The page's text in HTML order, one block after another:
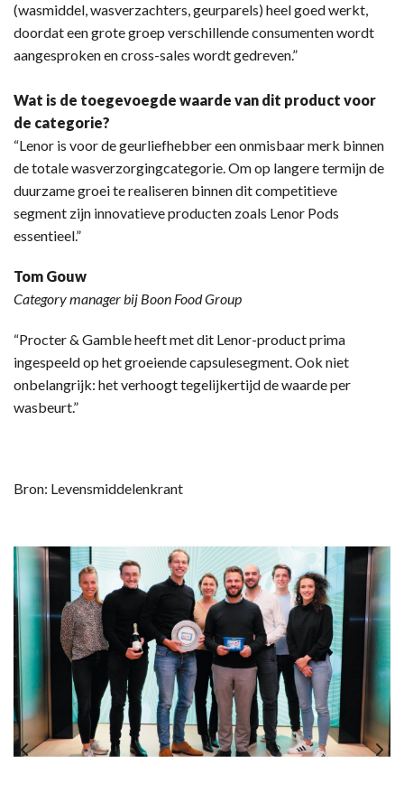
(wasmiddel, wasverzachters, geurparels) heel goed werkt,
doordat een grote groep verschillende consumenten wordt
aangesproken en cross-sales wordt gedreven.”
Wat is de toegevoegde waarde van dit product voor
de categorie?
“Lenor is voor de geurliefhebber een onmisbaar merk binnen
de totale wasverzorgingcategorie. Om op langere termijn de
duurzame groei te realiseren binnen dit competitieve
segment zijn innovatieve producten zoals Lenor Pods
essentieel.”
Tom Gouw
Category manager bij Boon Food Group
“Procter & Gamble heeft met dit Lenor-product prima
ingespeeld op het groeiende capsulesegment. Ook niet
onbelangrijk: het verhoogt tegelijkertijd de waarde per
wasbeurt.”
Bron: Levensmiddelenkrant